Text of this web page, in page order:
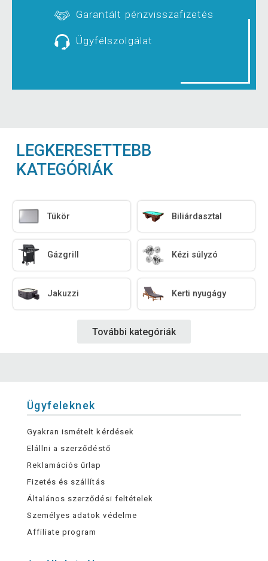
Garantált pénzvisszafizetés
Ügyfélszolgálat
LEGKERESETTEBB
KATEGÓRIÁK
Tükör Biliárdasztal
Gázgrill Kézi súlyzó
Jakuzzi Kerti nyugágy
További kategóriák
Ügyfeleknek
Gyakran ismételt kérdések
Elállni a szerződéstő
Reklamációs űrlap
Fizetés és szállítás
Általános szerződési feltételek
Személyes adatok védelme
Affiliate program